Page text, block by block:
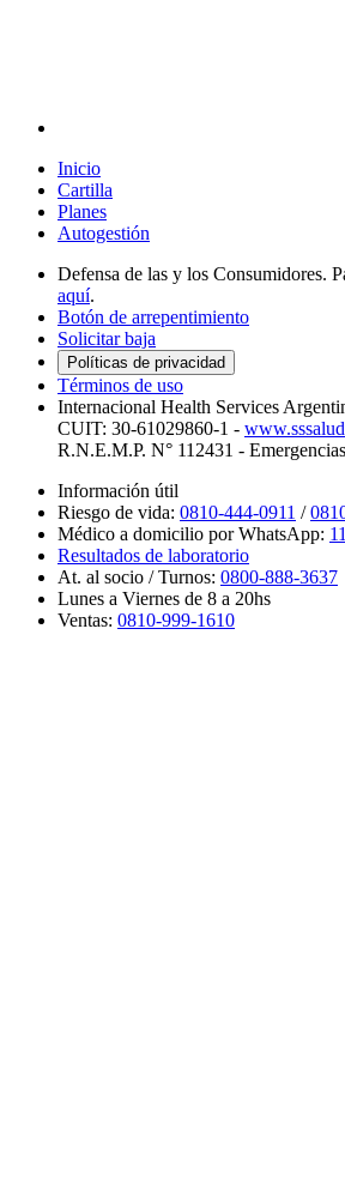
Inicio
Cartilla
Planes
Autogestión
Defensa de las y los Consumidores.
aquí.
Botón de arrepentimiento
Solicitar baja
Políticas de privacidad
Términos de uso
Internacional Health Services
CUIT: 30-61029860-1 -
R.N.E.M.P. N° 112431 -
Información útil
Riesgo de vida: 0810-444-0911 /
Médico a domicilio por WhatsApp:
Resultados de laboratorio
At. al socio / Turnos: 0800-888-3637
Lunes a Viernes de 8 a 20hs
Ventas: 0810-999-1610